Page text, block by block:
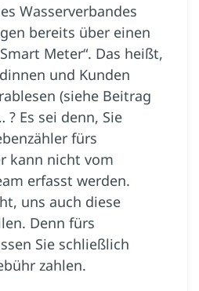
Wasserverbandes
bereits über einen
Meter“. Das heißt,
und Kunden
(siehe Beitrag
? Es sei denn, Sie
fürs
kann nicht vom
erfasst werden.
uns auch diese
Denn fürs
Sie schließlich
zahlen.